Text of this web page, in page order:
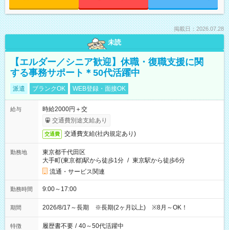
掲載日：2026.07.28
未読
【エルダー／シニア歓迎】休職・復職支援に関
する事務サポート＊50代活躍中
派遣 ブランクOK WEB登録・面接OK
給与
時給2000円＋交
交通費別途支給あり
交通費 交通費支給(社内規定あり)
勤務地
東京都千代田区
大手町(東京都)駅から徒歩1分 / 東京駅から徒歩6分
流通・サービス関連
勤務時間 9:00～17:00
期間 2026/8/17～長期 ※長期(2ヶ月以上) ※8月～OK！
特徴 履歴書不要 / 40～50代活躍中